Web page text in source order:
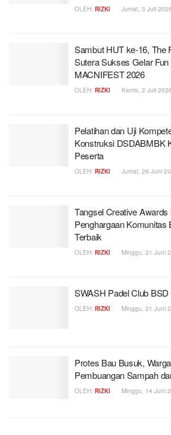
OLEH: RIZKI Jumat, 3 Juli
Sambut HUT ke-16, The
Sutera Sukses Gelar
MACNIFEST 2026
OLEH: RIZKI Kamis, 2 Juli
Pelatihan dan Uji
Konstruksi DSDABMBK
Peserta
OLEH: RIZKI Jumat, 26 Juni
Tangsel Creative
Penghargaan Komunitas
Terbaik
OLEH: RIZKI Minggu, 21 Juni
SWASH Padel Club
OLEH: RIZKI Minggu, 21 Juni
Protes Bau Busuk,
Pembuangan Sampah
OLEH: RIZKI Minggu, 14 Juni